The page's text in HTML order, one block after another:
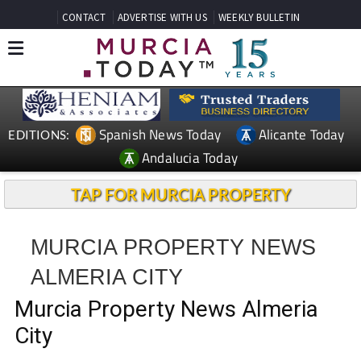
CONTACT ADVERTISE WITH US WEEKLY BULLETIN
EDITIONS: Spanish News Today
Alicante Today
Andalucia Today
TAP FOR MURCIA PROPERTY
MURCIA PROPERTY NEWS
ALMERIA CITY
Murcia Property News Almeria
City